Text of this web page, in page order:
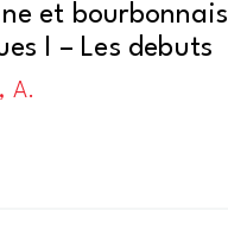
et bourbonnais
I – Les debuts
A.